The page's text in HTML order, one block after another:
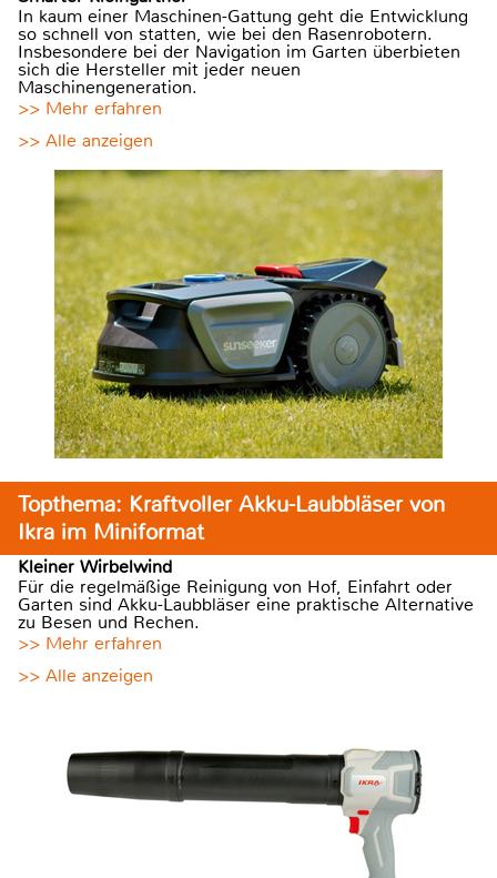
In kaum einer Maschinen-Gattung geht die Entwicklung
so schnell von statten, wie bei den Rasenrobotern.
Insbesondere bei der Navigation im Garten überbieten
sich die Hersteller mit jeder neuen
Maschinengeneration.
>> Mehr erfahren
>> Alle anzeigen
Topthema: Kraftvoller Akku-Laubbläser von
Ikra im Miniformat
Kleiner Wirbelwind
Für die regelmäßige Reinigung von Hof, Einfahrt oder
Garten sind Akku-Laubbläser eine praktische Alternative
zu Besen und Rechen.
>> Mehr erfahren
>> Alle anzeigen